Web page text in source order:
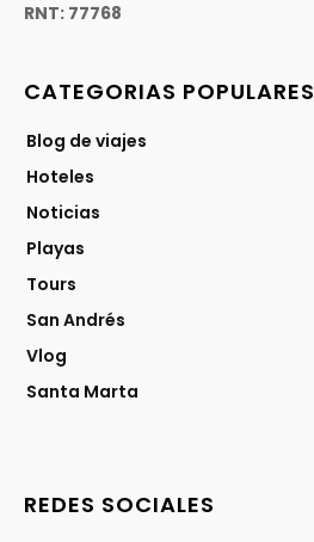
RNT: 77768
CATEGORIAS POPULARES
Blog de viajes
Hoteles
Noticias
Playas
Tours
San Andrés
Vlog
Santa Marta
REDES SOCIALES